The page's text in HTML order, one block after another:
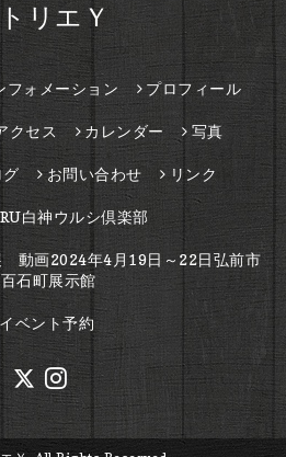
リエＹ
フォメーション プロフィール
クセス カレンダー 写真
グ お問い合わせ リンク
白神ウルシ倶楽部
動画2024年4月19日～22日弘前市
石町展示館
イベント予約